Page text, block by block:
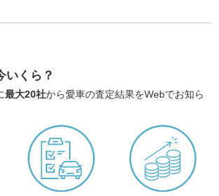
いくら？
最大20社から愛車の査定結果をWebでお知ら